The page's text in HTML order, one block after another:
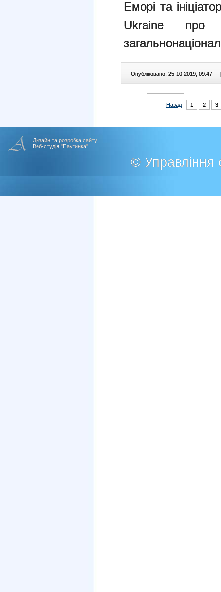
Еморі та
Ukraine про
Опубліковано: 25-10-2019, 09:47 |
Назад 1 2 3
Дизайн та розробка сайту
Веб-студія "Паутинка"
© Управління